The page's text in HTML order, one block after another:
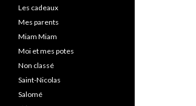
Les cadeaux
Mes parents
Miam Miam
Moi et mes potes
Non classé
Saint-Nicolas
Salomé